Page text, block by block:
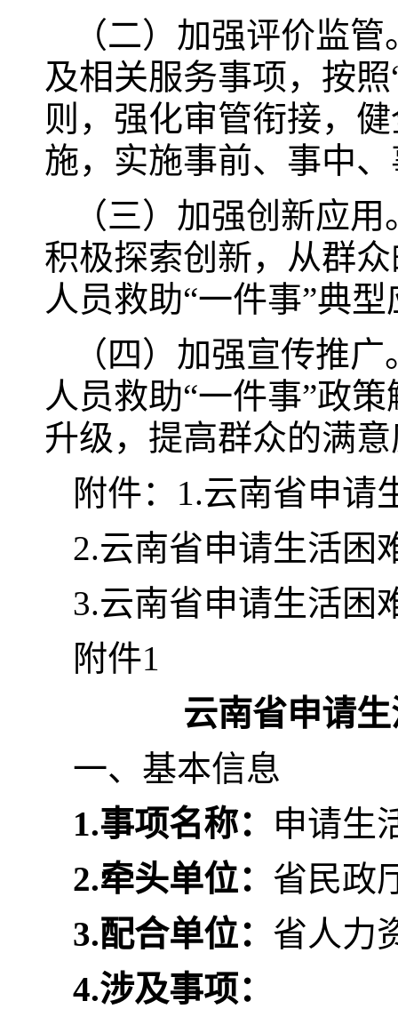
（二）加强评价监
及相关服务事项，按
则，强化审管衔接，
施，实施事前、事中
（三）加强创新应
积极探索创新，从群
人员救助“一件事”典
（四）加强宣传推
人员救助“一件事”政
升级，提高群众的满
附件：1.云南省申请
2.云南省申请生活困
3.云南省申请生活困
附件1
云南省申请
一、基本信息
1.事项名称： 申请生
2.牵头单位： 省民政
3.配合单位： 省人力
4.涉及事项：